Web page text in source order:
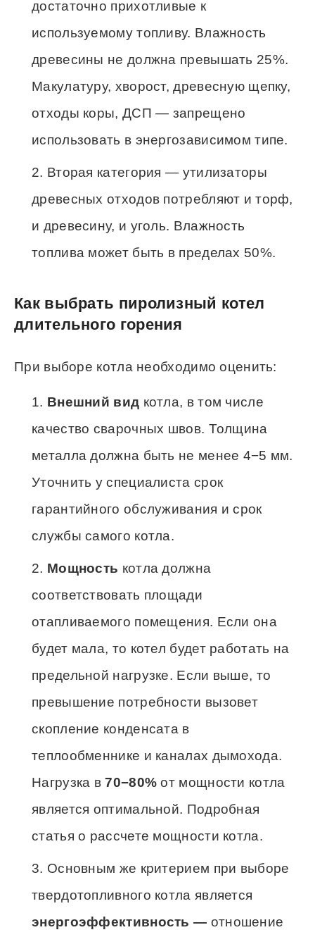
достаточно прихотливые к
используемому топливу. Влажность
древесины не должна превышать 25%.
Макулатуру, хворост, древесную щепку,
отходы коры, ДСП — запрещено
использовать в энергозависимом типе.
Вторая категория — утилизаторы
древесных отходов потребляют и торф,
и древесину, и уголь. Влажность
топлива может быть в пределах 50%.
Как выбрать пиролизный котел
длительного горения
При выборе котла необходимо оценить:
Внешний вид котла, в том числе
качество сварочных швов. Толщина
металла должна быть не менее 4−5 мм.
Уточнить у специалиста срок
гарантийного обслуживания и срок
службы самого котла.
Мощность котла должна
соответствовать площади
отапливаемого помещения. Если она
будет мала, то котел будет работать на
предельной нагрузке. Если выше, то
превышение потребности вызовет
скопление конденсата в
теплообменнике и каналах дымохода.
Нагрузка в70−80% от мощности котла
является оптимальной. Подробная
статья о рассчете мощности котла.
Основным же критерием при выборе
твердотопливного котла является
энергоэффективность — отношение